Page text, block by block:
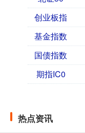
创业板指
基金指数
国债指数
期指IC0
热点资讯